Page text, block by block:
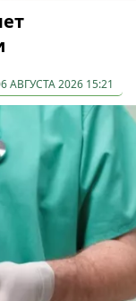
АВГУСТА 2026 15:21